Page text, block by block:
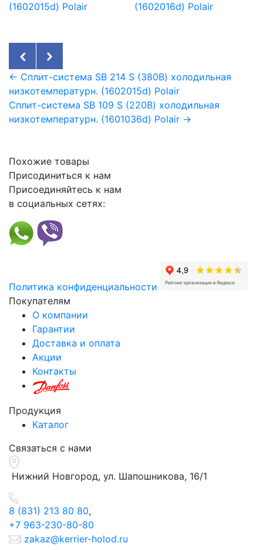
(1602015d) Polair
(1602016d) Polair
← Сплит-система SB 214 S (380В) холодильная
низкотемпературн. (1602015d) Polair
Сплит-система SB 109 S (220В) холодильная
низкотемпературн. (1601036d) Polair →
Похожие товары
Присодиниться к нам
Присоединяйтесь к нам
в социальных сетях:
Политика конфиденциальности
Покупателям
О компании
Гарантии
Доставка и оплата
Акции
Контакты
Продукция
Каталог
Связаться с нами
Нижний Новгород, ул. Шапошникова, 16/1
8 (831) 213 80 80,
+7 963-230-80-80
zakaz@kerrier-holod.ru